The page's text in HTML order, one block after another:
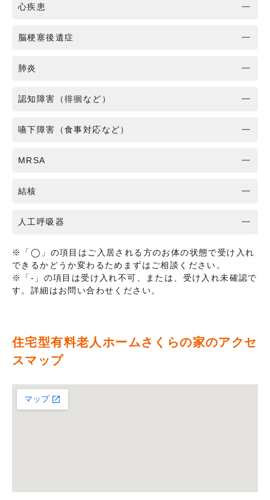
心疾患
脳梗塞後遺症
肺炎
認知障害（徘徊など）
嚥下障害（食事対応など）
MRSA
結核
人工呼吸器
※「◯」の項目はご入居される方のお体の状態で受け入れ
できるかどうか変わるためまずはご相談ください。
※「-」の項目は受け入れ不可、または、受け入れ未確認で
す。詳細はお問い合わせください。
住宅型有料老人ホームさくらの家のアクセ
スマップ